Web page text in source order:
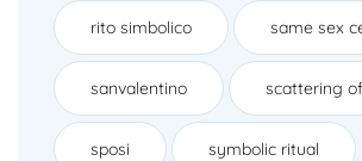
rito simbolico same sex
sanvalentino scattering
sposi symbolic ritual